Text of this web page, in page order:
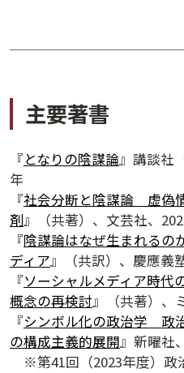
主要著書
『となりの陰謀論』講談社
年
『社会分断と陰謀論 虚偽
剤』（共著）、文芸社、
『陰謀論はなぜ生まれる
ディア』（共訳）、慶應義
『ソーシャルメディア時代
概念の再検討』（共著）、
『シンボル化の政治学 政
の構成主義的展開』新曜社
※第41回（2023年度）政
夕学